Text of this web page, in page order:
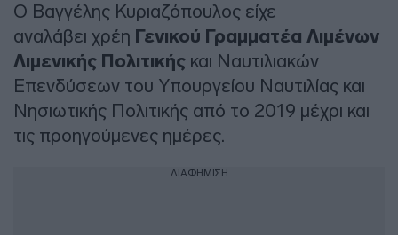
Ο Βαγγέλης Κυριαζόπουλος είχε
αναλάβει χρέη Γενικού Γραμματέα Λιμένων
Λιμενικής Πολιτικής και Ναυτιλιακών
Επενδύσεων του Υπουργείου Ναυτιλίας και
Νησιωτικής Πολιτικής από το 2019 μέχρι και
τις προηγούμενες ημέρες.
ΔΙΑΦΗΜΙΣΗ